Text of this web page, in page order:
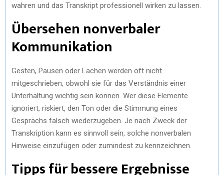
wahren und das Transkript professionell wirken zu lassen.
Übersehen nonverbaler
Kommunikation
Gesten, Pausen oder Lachen werden oft nicht
mitgeschrieben, obwohl sie für das Verständnis einer
Unterhaltung wichtig sein können. Wer diese Elemente
ignoriert, riskiert, den Ton oder die Stimmung eines
Gesprächs falsch wiederzugeben. Je nach Zweck der
Transkription kann es sinnvoll sein, solche nonverbalen
Hinweise einzufügen oder zumindest zu kennzeichnen.
Tipps für bessere Ergebnisse